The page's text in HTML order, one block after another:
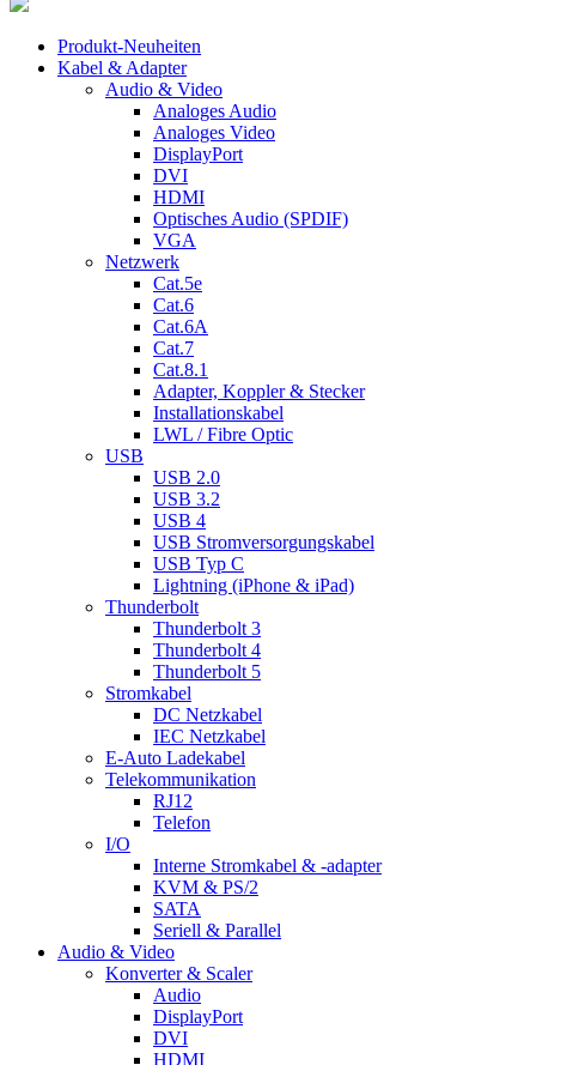
Produkt-Neuheiten
Kabel & Adapter
Audio & Video
Analoges Audio
Analoges Video
DisplayPort
DVI
HDMI
Optisches Audio (SPDIF)
VGA
Netzwerk
Cat.5e
Cat.6
Cat.6A
Cat.7
Cat.8.1
Adapter, Koppler & Stecker
Installationskabel
LWL / Fibre Optic
USB
USB 2.0
USB 3.2
USB 4
USB Stromversorgungskabel
USB Typ C
Lightning (iPhone & iPad)
Thunderbolt
Thunderbolt 3
Thunderbolt 4
Thunderbolt 5
Stromkabel
DC Netzkabel
IEC Netzkabel
E-Auto Ladekabel
Telekommunikation
RJ12
Telefon
I/O
Interne Stromkabel & -adapter
KVM & PS/2
SATA
Seriell & Parallel
Audio & Video
Konverter & Scaler
Audio
DisplayPort
DVI
HDMI